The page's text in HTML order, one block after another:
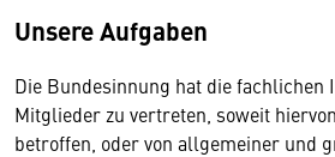
Unsere Aufgaben
Die Bundesinnung hat die fachlichen
Mitglieder zu vertreten, soweit
betroffen, oder von allgemeiner und